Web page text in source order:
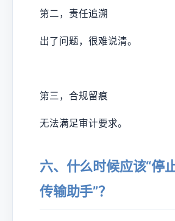
第二，责任追溯
出了问题，很难说清。
第三，合规留痕
无法满足审计要求。
六、什么时候应该“停
传输助手”？